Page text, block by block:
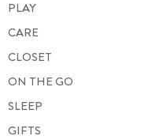
PLAY
CARE
CLOSET
ON THE GO
SLEEP
GIFTS